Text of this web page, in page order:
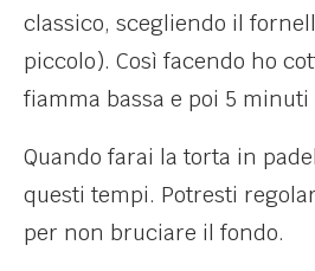
classico, scegliendo il
piccolo). Così facendo ho
fiamma bassa e poi 5 minuti
Quando farai la torta in
questi tempi. Potresti
per non bruciare il fondo.